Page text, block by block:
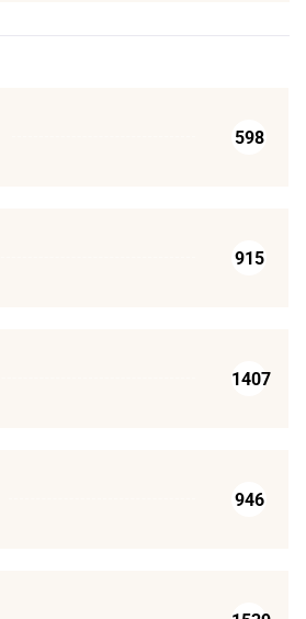
598
915
1407
946